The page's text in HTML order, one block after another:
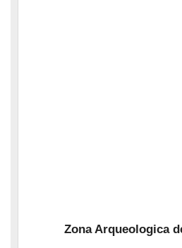
Zona Arqueologica